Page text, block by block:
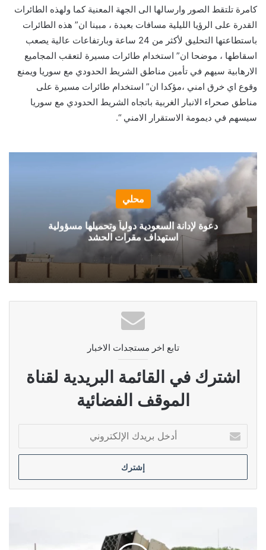
كامرة تلتقط الصور وارسالها الى الجهة المعنية كما ولهذه الطائرات
القدرة على الرؤيا الليلية مسافات بعيدة ، مبينا ان” هذه الطائرات
باستطاعتها التحليق لأكثر من 24 ساعة وبارتفاعات عالية يصعب
اسقاطها ، موضحا ان” استخدام طائرات مسيرة لتعقب المجاميع
الارهابية سيهم في تأمين مناطق الشريط الحدودي مع سوريا ويمنع
وقوع اي خرق امني ،مؤكدا ان” استخدام طائرات مسيرة على
مناطق صحراء الانبار الغربية باتجاه الشريط الحدودي مع سوريا
سيسهم في ديمومة الاستقرار الامني “.
محلي
دعوة لإدانة السعودية دولياً وتحميلها مسؤولية
استهداف مقرات الحشد
تابع اخر مستجدات الاخبار
اشترك في القائمة البريدية لقناة
الموقف الفضائية
بريدك
الإلكتروني